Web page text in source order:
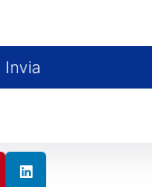
Invia